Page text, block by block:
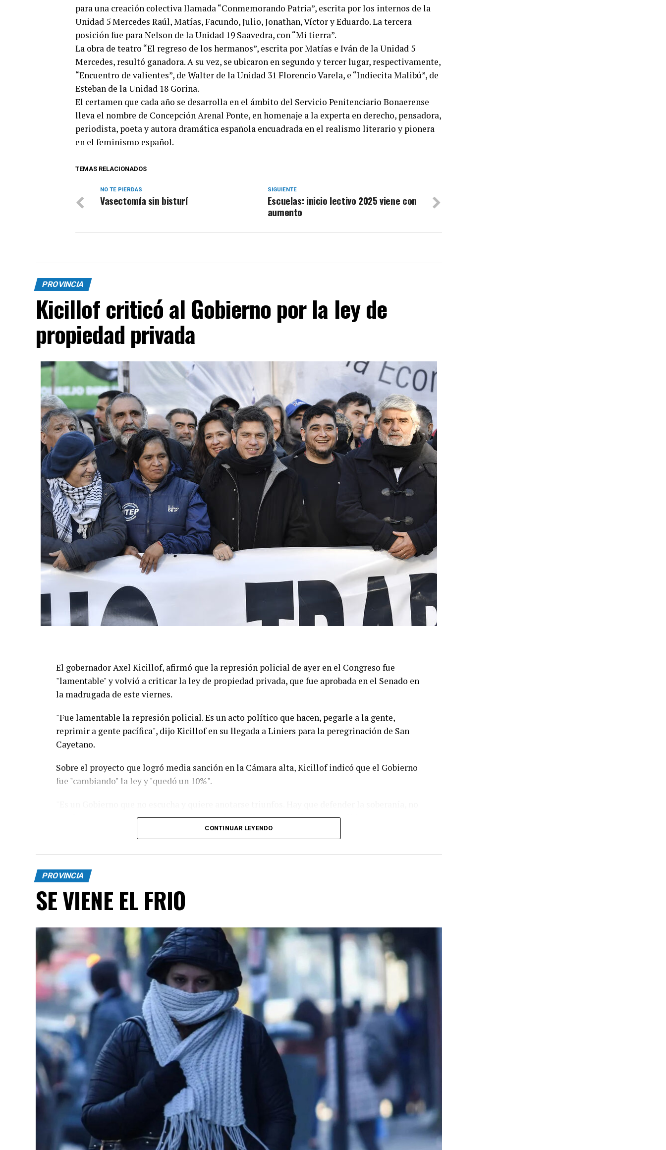
para una creación colectiva llamada “Conmemorando Patria”, escrita por los internos de la
Unidad 5 Mercedes Raúl, Matías, Facundo, Julio, Jonathan, Víctor y Eduardo. La tercera
posición fue para Nelson de la Unidad 19 Saavedra, con “Mi tierra”.
La obra de teatro “El regreso de los hermanos”, escrita por Matías e Iván de la Unidad 5
Mercedes, resultó ganadora. A su vez, se ubicaron en segundo y tercer lugar, respectivamente,
“Encuentro de valientes”, de Walter de la Unidad 31 Florencio Varela, e “Indiecita Malibú”, de
Esteban de la Unidad 18 Gorina.
El certamen que cada año se desarrolla en el ámbito del Servicio Penitenciario Bonaerense
lleva el nombre de Concepción Arenal Ponte, en homenaje a la experta en derecho, pensadora,
periodista, poeta y autora dramática española encuadrada en el realismo literario y pionera
en el feminismo español.
TEMAS RELACIONADOS
SIGUIENTE
Escuelas: inicio lectivo 2025 viene con
aumento
NO TE PIERDAS
Vasectomía sin bisturí
PROVINCIA
Kicillof criticó al Gobierno por la ley de
propiedad privada
El gobernador Axel Kicillof, afirmó que la represión policial de ayer en el Congreso fue
"lamentable" y volvió a criticar la ley de propiedad privada, que fue aprobada en el Senado en
la madrugada de este viernes.
"Fue lamentable la represión policial. Es un acto político que hacen, pegarle a la gente,
reprimir a gente pacífica", dijo Kicillof en su llegada a Liniers para la peregrinación de San
Cayetano.
Sobre el proyecto que logró media sanción en la Cámara alta, Kicillof indicó que el Gobierno
fue "cambiando" la ley y "quedó un 10%".
pueden estar rematando el país. Este modelo nos lleva a un callejón, sin salida, es un
Con respecto a la movilización religiosa, Kicillof dijo: "No venimos a tener ningún
protagonismo, es un día de fe, la idea no es partidizar, vengo a acompañar a un pueblo que
está sufriendo”.
CONTINUAR LEYENDO
PROVINCIA
SE VIENE EL FRIO